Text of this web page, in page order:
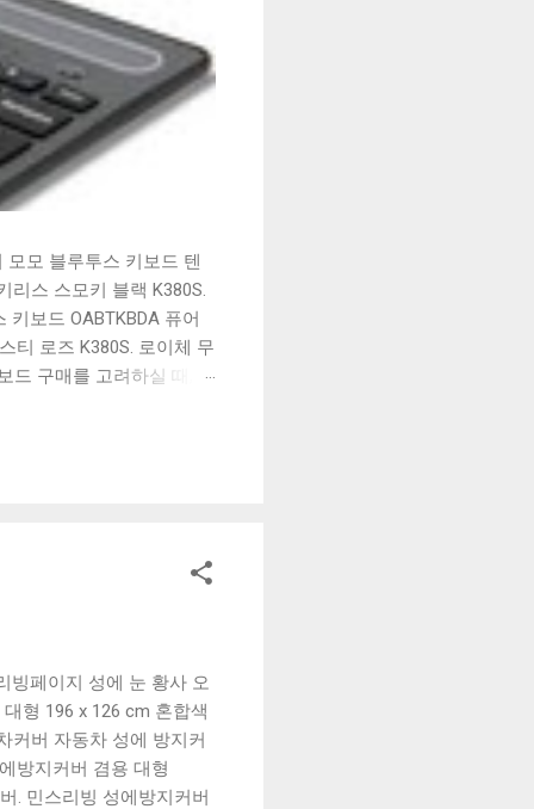
모모 블루투스 키보드 텐
리스 스모키 블랙 K380S.
보드 OABTKBDA 퓨어
티 로즈 K380S. 로이체 무
드 구매를 고려하실 때, 추
빙페이지 성에 눈 황사 오
형 196 x 126 cm 혼합색
커버 자동차 성에 방지커
방지커버 겸용 대형
. 민스리빙 성에방지커버